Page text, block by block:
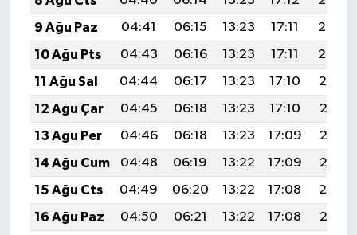
9 Ağu Paz
04:41 06:15 13:23 17:11
20:22
10 Ağu Pts
04:43 06:16 13:23 17:11
20:20
11 Ağu Sal
04:44 06:17 13:23 17:10
20:19
12 Ağu Çar
04:45 06:18 13:23 17:10
20:18
13 Ağu Per
04:46 06:18 13:23 17:09
20:17
14 Ağu Cum
04:48 06:19 13:22 17:09
20:16
15 Ağu Cts
04:49 06:20 13:22 17:08
20:14
16 Ağu Paz
04:50 06:21 13:22 17:08
20:13